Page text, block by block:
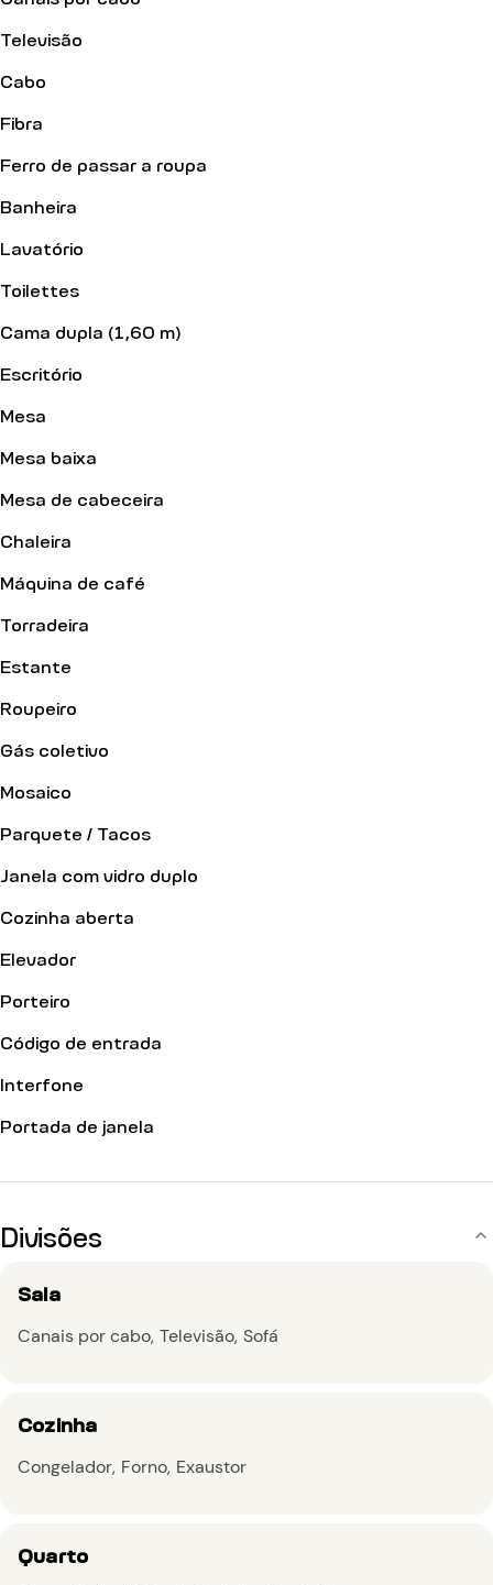
Televisão
Cabo
Fibra
Ferro de passar a roupa
Banheira
Lavatório
Toilettes
Cama dupla (1,60 m)
Escritório
Mesa
Mesa baixa
Mesa de cabeceira
Chaleira
Máquina de café
Torradeira
Estante
Roupeiro
Gás coletivo
Mosaico
Parquete / Tacos
Janela com vidro duplo
Cozinha aberta
Elevador
Porteiro
Código de entrada
Interfone
Portada de janela
Divisões
Sala
Canais por cabo Televisão Sofá
Cozinha
Congelador Forno Exaustor
Quarto